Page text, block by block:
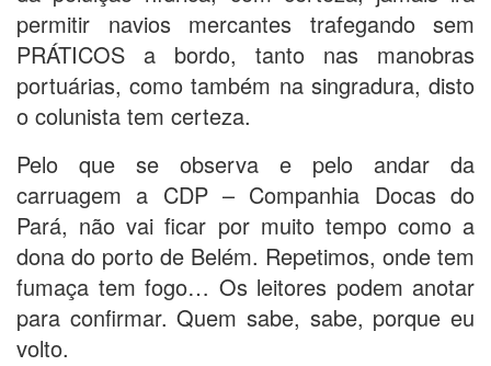
permitir navios mercantes trafegando sem
PRÁTICOS a bordo, tanto nas manobras
portuárias, como também na singradura, disto
o colunista tem certeza.
Pelo que se observa e pelo andar da
carruagem a CDP – Companhia Docas do
Pará, não vai ficar por muito tempo como a
dona do porto de Belém. Repetimos, onde tem
fumaça tem fogo… Os leitores podem anotar
para confirmar. Quem sabe, sabe, porque eu
volto.